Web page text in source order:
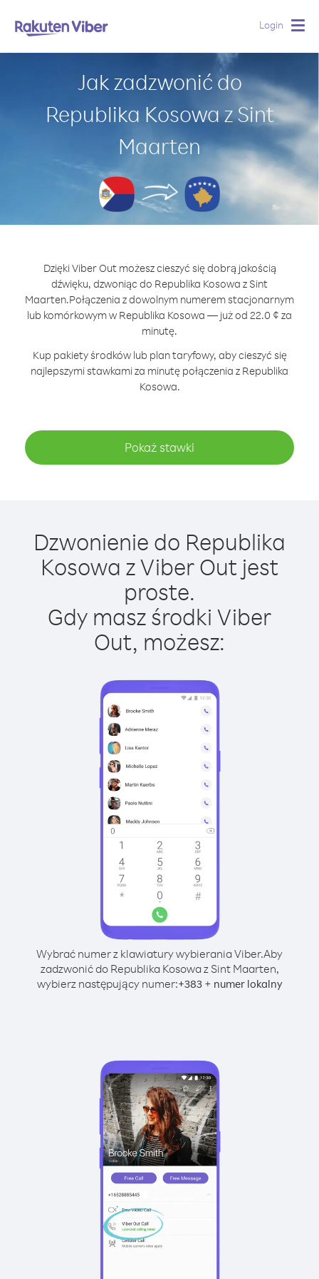
Login
Jak zadzwonić do
Republika Kosowa z Sint
Maarten
Dzięki Viber Out możesz cieszyć się dobrą jakością
dźwięku, dzwoniąc do Republika Kosowa z Sint
Maarten.Połączenia z dowolnym numerem stacjonarnym
lub komórkowym w Republika Kosowa — już od 22.0 ¢ za
minutę.
Kup pakiety środków lub plan taryfowy, aby cieszyć się
najlepszymi stawkami za minutę połączenia z Republika
Kosowa.
Pokaż stawki
Dzwonienie do Republika
Kosowa z Viber Out jest
proste.
Gdy masz środki Viber
Out, możesz:
Wybrać numer z klawiatury wybierania Viber.Aby
zadzwonić do Republika Kosowa z Sint Maarten,
wybierz następujący numer:+383+ numer lokalny